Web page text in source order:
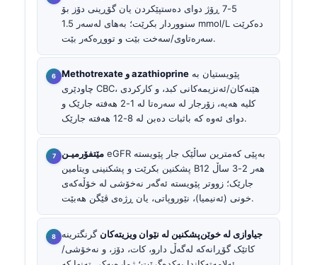
5-7 ڕۆژ دوای دەستپێکردن یان گۆڕینی دۆز بۆ
سنووردار بکرێت؛ بەهای لەسەر 1.5 mmol/L دەکرێت
سەرەتاوی/سەخت بێت و تووڕەکەر بێت.
Methotrexate و azathioprine
چاودێری CBC، هێنەکان/ئەنزیمەکانی کبد، و کارکردی
کلیە هەیە، زۆرجار لە سەرەتا لە 1-2 هەفتە جارێک و
دوای ئەوە کە باثبات دەبن لە 8-12 هەفتە جارێک.
مێتفۆرمیـن eGFR بەپێی کەمترین ساڵێک جار پێویستە
پشکنین بکرێت و پشکنینی ویتامین B12 هەر 2-3 ساڵ
جارێک؛ زووتر پێویستە ئەگەر نەخۆشی لە خۆڵەکەی
خونی (ئەنیمیا)، نێوروپاتی، یان ڕژەی ڤێگن هەبێت.
جیاوازی لە خوێن‌پشکنین لە نێوان ویزیتەکان گرنگترینە
کاتێک گۆڕانەکە لەگەڵ دارو، کات، دۆز، و نەخۆشی/